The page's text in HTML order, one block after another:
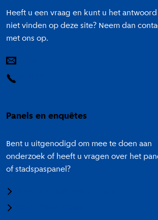
Heeft u een vraag en kunt u het antwoord
niet vinden op deze site? Neem dan
met ons op.
Panels en enquêtes
Bent u uitgenodigd om mee te doen aan
onderzoek of heeft u vragen over het
of stadspaspanel?